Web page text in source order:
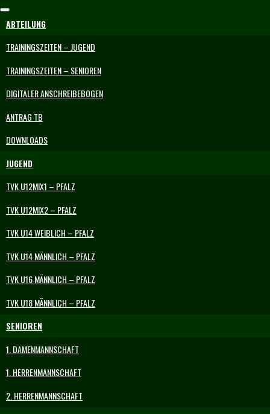
Skip
content
ABTEILUNG
TRAININGSZEITEN – JUGEND
TRAININGSZEITEN – SENIOREN
DIGITALER ANSCHREIBEBOGEN
ANTRAG TB
DOWNLOADS
JUGEND
TVK U12MIX1 – PFALZ
TVK U12MIX2 – PFALZ
TVK U14 WEIBLICH – PFALZ
TVK U14 MÄNNLICH – PFALZ
TVK U16 MÄNNLICH – PFALZ
TVK U18 MÄNNLICH – PFALZ
SENIOREN
1. DAMENMANNSCHAFT
1. HERRENMANNSCHAFT
2. HERRENMANNSCHAFT